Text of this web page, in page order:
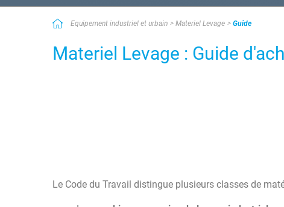
Equipement industriel et urbain Materiel Levage Guide
Materiel Levage : Guide
Le Code du Travail distingue plusieurs classes de